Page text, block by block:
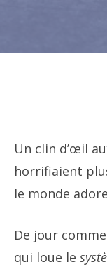
Un clin d’œil
horrifiaient
le monde
De jour
qui loue le